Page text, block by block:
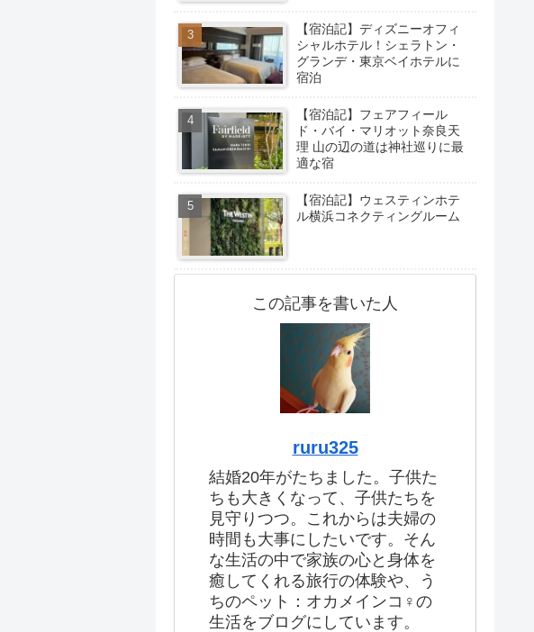
【宿泊記】ディズニーオフィ
シャルホテル！シェラトン・
グランデ・東京ベイホテルに
宿泊
【宿泊記】フェアフィール
ド・バイ・マリオット奈良天
理 山の辺の道は神社巡りに最
適な宿
【宿泊記】ウェスティンホテ
ル横浜コネクティングルーム
この記事を書いた人
ruru325
結婚20年がたちました。子供た
ちも大きくなって、子供たちを
見守りつつ。これからは夫婦の
時間も大事にしたいです。そん
な生活の中で家族の心と身体を
癒してくれる旅行の体験や、う
ちのペット：オカメインコ♀の
生活をブログにしています。